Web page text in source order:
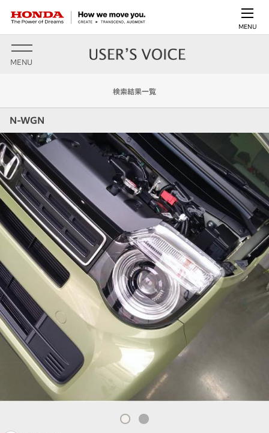
MENU
MENU
検索結果一覧
N-WGN